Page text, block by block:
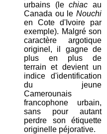
urbains (lechiac au
Canada ou le Nouchi
en Cote d'Ivoire par
exemple). Malgré son
caractère argotique
originel, il gagne de
plus en plus de
terrain et devient un
indice d'identification
du jeune
Camerounais
francophone urbain,
sans pour autant
perdre son étiquette
originelle péjorative.